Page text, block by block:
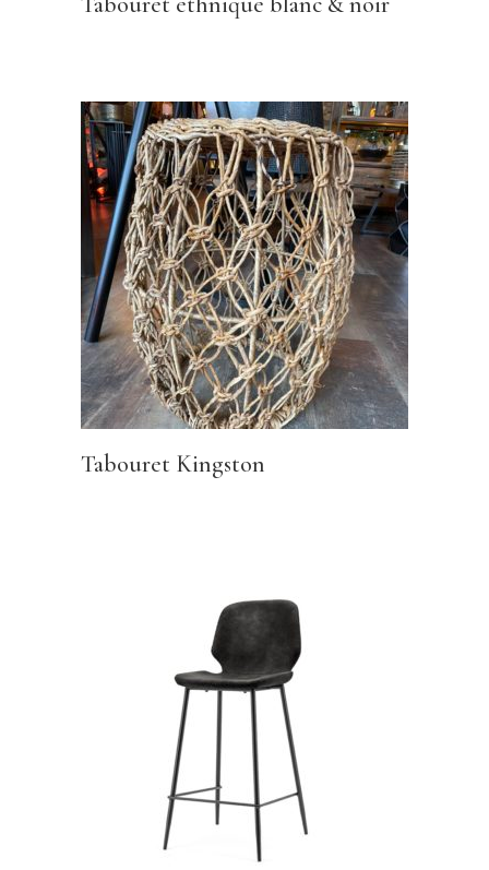
Tabouret Kingston